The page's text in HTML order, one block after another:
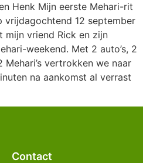
Henk Mijn eerste Mehari-rit
vrijdagochtend 12 september
mijn vriend Rick en zijn
weekend. Met 2 auto’s, 2
vertrokken we naar
na aankomst al verrast
Contact